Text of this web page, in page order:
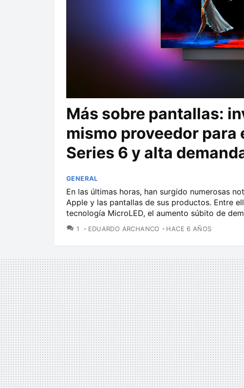
Más sobre pantallas:
mismo proveedor para
Series 6 y alta
GENERAL
En las últimas horas, han surgido numerosas
Apple y las pantallas de sus productos. Entre
tecnología MicroLED, el aumento súbito de
1
COMENTARIOS
EDUARDO ARCHANCO HACE 6 AÑOS